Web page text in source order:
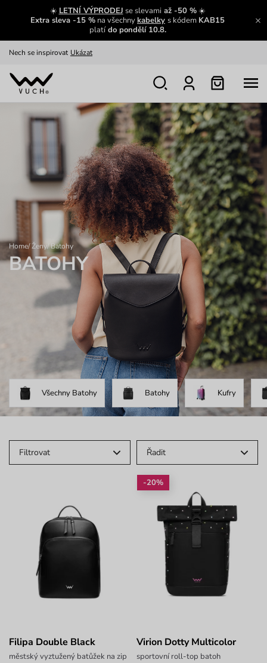
☀️ LETNÍ VÝPRODEJ se slevamiaž -50 %☀️
Extra sleva -15 % na všechnykabelky s kódem KAB15
platído pondělí 10.8.
Výměna a vrácení zdarma Zobrazit
Prohlédnout
Nech se inspirovat Ukázat
Home/Ženy/Batohy
BATOHY
Všechny Batohy Batohy Kufry
Filtrovat Řadit
Filipa Double Black
městský vyztužený batůžek na zip
-20%
Virion Dotty Multicolor
sportovní roll-top batoh